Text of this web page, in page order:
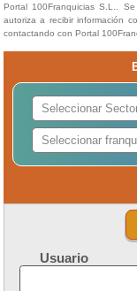
Portal 100Franquicias S.L..
autoriza a recibir información
contactando con Portal
Usuario